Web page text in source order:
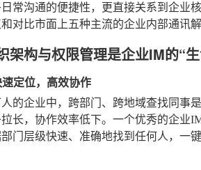
常沟通的便捷性，更直接关系到企业
对比市面上五种主流的企业内部通讯
架构与权限管理是企业IM的“生
定位，高效协作
的企业中，跨部门、跨地域查找同事
长，协作效率低下。一个优秀的企业
门层级快速、准确地找到任何人，一